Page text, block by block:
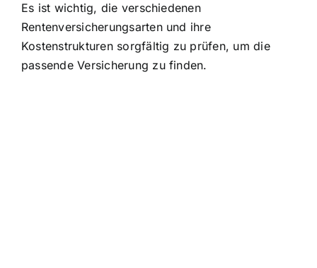
Es ist wichtig, die verschiedenen
Rentenversicherungsarten und ihre
Kostenstrukturen sorgfältig zu prüfen, um die
passende Versicherung zu finden.